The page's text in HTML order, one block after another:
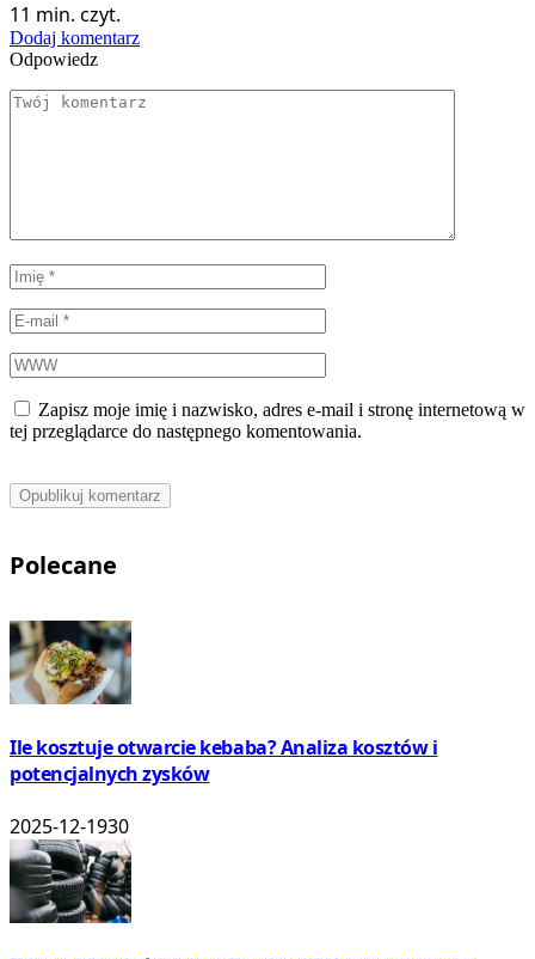
11 min. czyt.
Dodaj komentarz
Odpowiedz
Zapisz moje imię i nazwisko, adres e-mail i stronę internetową w
tej przeglądarce do następnego komentowania.
Polecane
Ile kosztuje otwarcie kebaba? Analiza kosztów i
potencjalnych zysków
2025-12-1930